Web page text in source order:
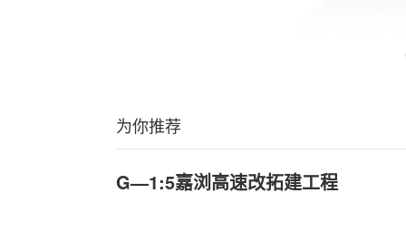
为你推荐
G—1:5嘉浏高速改拓建工程